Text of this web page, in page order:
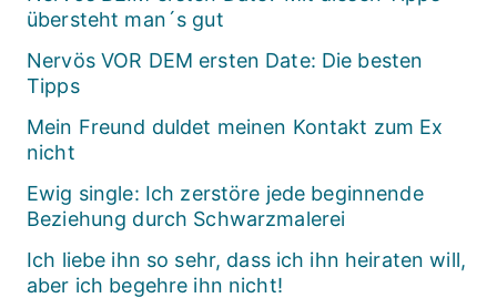
übersteht man´s gut
Nervös VOR DEM ersten Date: Die besten
Tipps
Mein Freund duldet meinen Kontakt zum Ex
nicht
Ewig single: Ich zerstöre jede beginnende
Beziehung durch Schwarzmalerei
Ich liebe ihn so sehr, dass ich ihn heiraten will,
aber ich begehre ihn nicht!